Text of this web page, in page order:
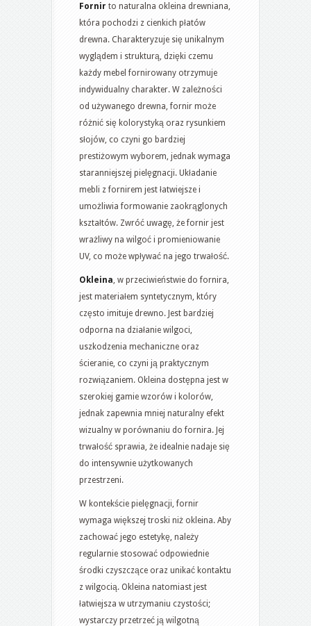
Fornir to naturalna okleina drewniana,
która pochodzi z cienkich płatów
drewna. Charakteryzuje się unikalnym
wyglądem i strukturą, dzięki czemu
każdy mebel fornirowany otrzymuje
indywidualny charakter. W zależności
od używanego drewna, fornir może
różnić się kolorystyką oraz rysunkiem
słojów, co czyni go bardziej
prestiżowym wyborem, jednak wymaga
staranniejszej pielęgnacji. Układanie
mebli z fornirem jest łatwiejsze i
umożliwia formowanie zaokrąglonych
kształtów. Zwróć uwagę, że fornir jest
wrażliwy na wilgoć i promieniowanie
UV, co może wpływać na jego trwałość.
Okleina, w przeciwieństwie do fornira,
jest materiałem syntetycznym, który
często imituje drewno. Jest bardziej
odporna na działanie wilgoci,
uszkodzenia mechaniczne oraz
ścieranie, co czyni ją praktycznym
rozwiązaniem. Okleina dostępna jest w
szerokiej gamie wzorów i kolorów,
jednak zapewnia mniej naturalny efekt
wizualny w porównaniu do fornira. Jej
trwałość sprawia, że idealnie nadaje się
do intensywnie użytkowanych
przestrzeni.
W kontekście pielęgnacji, fornir
wymaga większej troski niż okleina. Aby
zachować jego estetykę, należy
regularnie stosować odpowiednie
środki czyszczące oraz unikać kontaktu
z wilgocią. Okleina natomiast jest
łatwiejsza w utrzymaniu czystości;
wystarczy przetrzeć ją wilgotną